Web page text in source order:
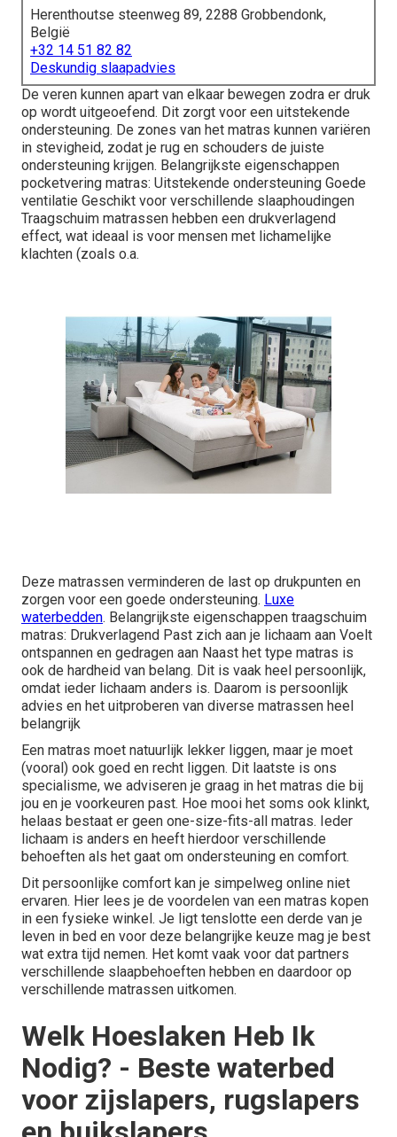
Herenthoutse steenweg 89, 2288 Grobbendonk,
België
+32 14 51 82 82
Deskundig slaapadvies
De veren kunnen apart van elkaar bewegen zodra er druk
op wordt uitgeoefend. Dit zorgt voor een uitstekende
ondersteuning. De zones van het matras kunnen variëren
in stevigheid, zodat je rug en schouders de juiste
ondersteuning krijgen. Belangrijkste eigenschappen
pocketvering matras: Uitstekende ondersteuning Goede
ventilatie Geschikt voor verschillende slaaphoudingen
Traagschuim matrassen hebben een drukverlagend
effect, wat ideaal is voor mensen met lichamelijke
klachten (zoals o.a.
Deze matrassen verminderen de last op drukpunten en
zorgen voor een goede ondersteuning. Luxe
waterbedden. Belangrijkste eigenschappen traagschuim
matras: Drukverlagend Past zich aan je lichaam aan Voelt
ontspannen en gedragen aan Naast het type matras is
ook de hardheid van belang. Dit is vaak heel persoonlijk,
omdat ieder lichaam anders is. Daarom is persoonlijk
advies en het uitproberen van diverse matrassen heel
belangrijk
Een matras moet natuurlijk lekker liggen, maar je moet
(vooral) ook goed en recht liggen. Dit laatste is ons
specialisme, we adviseren je graag in het matras die bij
jou en je voorkeuren past. Hoe mooi het soms ook klinkt,
helaas bestaat er geen one-size-fits-all matras. Ieder
lichaam is anders en heeft hierdoor verschillende
behoeften als het gaat om ondersteuning en comfort.
Dit persoonlijke comfort kan je simpelweg online niet
ervaren. Hier lees je de voordelen van een matras kopen
in een fysieke winkel. Je ligt tenslotte een derde van je
leven in bed en voor deze belangrijke keuze mag je best
wat extra tijd nemen. Het komt vaak voor dat partners
verschillende slaapbehoeften hebben en daardoor op
verschillende matrassen uitkomen.
Welk Hoeslaken Heb Ik
Nodig? - Beste waterbed
voor zijslapers, rugslapers